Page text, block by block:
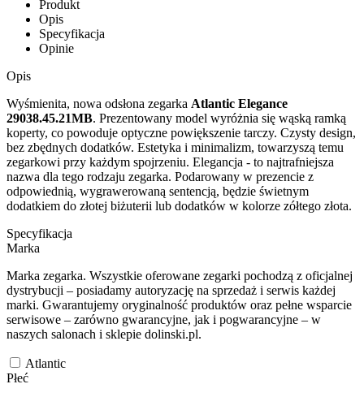
Produkt
Opis
Specyfikacja
Opinie
Opis
Wyśmienita, nowa odsłona zegarka Atlantic Elegance
29038.45.21MB. Prezentowany model wyróżnia się wąską ramką
koperty, co powoduje optyczne powiększenie tarczy. Czysty design,
bez zbędnych dodatków. Estetyka i minimalizm, towarzyszą temu
zegarkowi przy każdym spojrzeniu. Elegancja - to najtrafniejsza
nazwa dla tego rodzaju zegarka. Podarowany w prezencie z
odpowiednią, wygrawerowaną sentencją, będzie świetnym
dodatkiem do złotej biżuterii lub dodatków w kolorze zółtego złota.
Specyfikacja
Marka
Marka zegarka. Wszystkie oferowane zegarki pochodzą z oficjalnej
dystrybucji – posiadamy autoryzację na sprzedaż i serwis każdej
marki. Gwarantujemy oryginalność produktów oraz pełne wsparcie
serwisowe – zarówno gwarancyjne, jak i pogwarancyjne – w
naszych salonach i sklepie dolinski.pl.
Atlantic
Płeć